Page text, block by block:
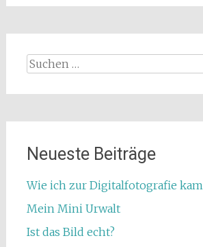
Suchen
nach:
Neueste Beiträge
Wie ich zur Digitalfotografie kam
Mein Mini Urwalt
Ist das Bild echt?